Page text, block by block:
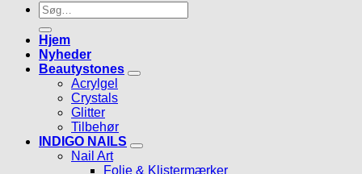
Søg
efter:
Hjem
Nyheder
Beautystones
Acrylgel
Crystals
Glitter
Tilbehør
INDIGO NAILS
Nail Art
Folie & Klistermærker